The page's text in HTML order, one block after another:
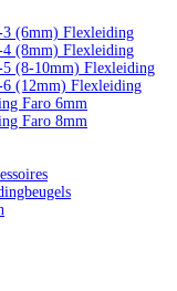
(6mm) Flexleiding
(8mm) Flexleiding
(8-10mm) Flexleiding
(12mm) Flexleiding
Faro 6mm
Faro 8mm